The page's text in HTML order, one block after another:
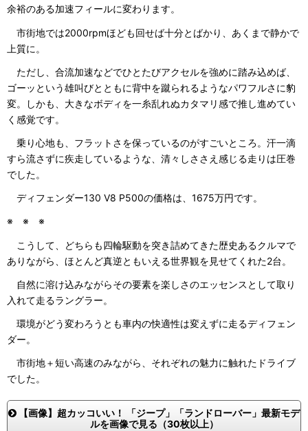
余裕のある加速フィールに変わります。
市街地では2000rpmほども回せば十分とばかり、あくまで静かで
上質に。
ただし、合流加速などでひとたびアクセルを強めに踏み込めば、
ゴーッという雄叫びとともに背中を蹴られるようなパワフルさに豹
変。しかも、大きなボディを一糸乱れぬカタマリ感で推し進めてい
く感覚です。
乗り心地も、フラットさを保っているのがすごいところ。汗一滴
すら流さずに疾走しているような、清々しささえ感じる走りは圧巻
でした。
ディフェンダー130 V8 P500の価格は、1675万円です。
※ ※ ※
こうして、どちらも四輪駆動を突き詰めてきた歴史あるクルマで
ありながら、ほとんど真逆ともいえる世界観を見せてくれた2台。
自然に溶け込みながらその要素を楽しさのエッセンスとして取り
入れて走るラングラー。
環境がどう変わろうとも車内の快適性は変えずに走るディフェン
ダー。
市街地＋短い高速のみながら、それぞれの魅力に触れたドライブ
でした。
【画像】超カッコいい！ 「ジープ」「ランドローバー」最新モデ
ルを画像で見る（30枚以上）